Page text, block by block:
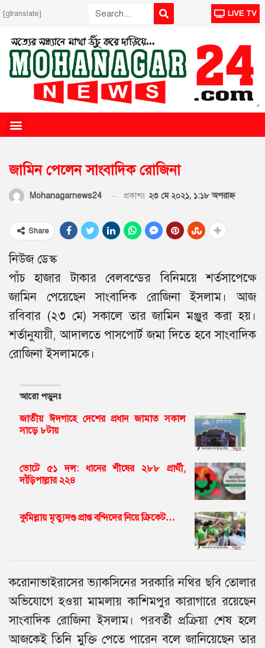
[gtranslate] LIVE TV
জামিন পেলেন সাংবাদিক রোজিনা
Mohanagarnews24 প্রকাশঃ ২৩ মে ২০২১, ১:১৮ অপরাহ্ণ
Share
নিউজ ডেস্ক
পাঁচ হাজার টাকার বেলবন্ডের বিনিময়ে শর্তসাপেক্ষে
জামিন পেয়েছেন সাংবাদিক রোজিনা ইসলাম। আজ
রবিবার (২৩ মে) সকালে তার জামিন মঞ্জুর করা হয়।
শর্তানুযায়ী, আদালতে পাসপোর্ট জমা দিতে হবে সাংবাদিক
রোজিনা ইসলামকে।
আরো পড়ুনঃ
জাতীয় ঈদগাহে দেশের প্রধান জামাত সকাল
সাড়ে ৮টায়
ভোটে ৫১ দল: ধানের শীষের ২৮৮ প্রার্থী,
দাঁড়িপাল্লার ২২৪
কুমিল্লায় মৃত্যুদণ্ড প্রাপ্ত বন্দিদের নিয়ে ক্রিকেট…
করোনাভাইরাসের ভ্যাকসিনের সরকারি নথির ছবি তোলার
অভিযোগে হওয়া মামলায় কাশিমপুর কারাগারে রয়েছেন
সাংবাদিক রোজিনা ইসলাম। পরবর্তী প্রক্রিয়া শেষ হলে
আজকেই তিনি মুক্তি পেতে পারেন বলে জানিয়েছেন তার